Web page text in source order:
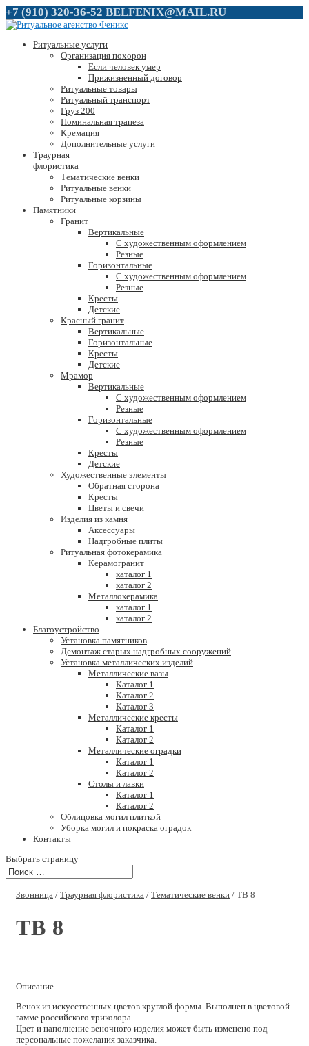
+7 (910) 320-36-52 BELFENIX@MAIL.RU
Ритуальные услуги
Организация похорон
Если человек умер
Прижизненный договор
Ритуальные товары
Ритуальный транспорт
Груз 200
Поминальная трапеза
Кремация
Дополнительные услуги
Траурная
флористика
Тематические венки
Ритуальные венки
Ритуальные корзины
Памятники
Гранит
Вертикальные
С художественным оформлением
Резные
Горизонтальные
С художественным оформлением
Резные
Кресты
Детские
Красный гранит
Вертикальные
Горизонтальные
Кресты
Детские
Мрамор
Вертикальные
С художественным оформлением
Резные
Горизонтальные
С художественным оформлением
Резные
Кресты
Детские
Художественные элементы
Обратная сторона
Кресты
Цветы и свечи
Изделия из камня
Аксессуары
Надгробные плиты
Ритуальная фотокерамика
Керамогранит
каталог 1
каталог 2
Металлокерамика
каталог 1
каталог 2
Благоустройство
Установка памятников
Демонтаж старых надгробных сооружений
Установка металлических изделий
Металлические вазы
Каталог 1
Каталог 2
Каталог 3
Металлические кресты
Каталог 1
Каталог 2
Металлические оградки
Каталог 1
Каталог 2
Столы и лавки
Каталог 1
Каталог 2
Облицовка могил плиткой
Уборка могил и покраска оградок
Контакты
Выбрать страницу
Звонница / Траурная флористика / Тематические венки / ТВ 8
ТВ 8
Описание
Венок из искусственных цветов круглой формы. Выполнен в цветовой
гамме российского триколора.
Цвет и наполнение веночного изделия может быть изменено под
персональные пожелания заказчика.